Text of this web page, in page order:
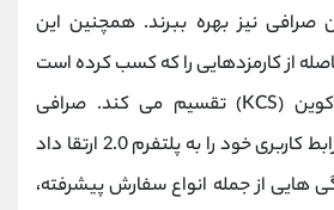
صرافی نیز بهره ببرند. همچنین این
از کارمزدهایی را که کسب کرده است
را در میان دارندگان کوین (KCS) تقسیم می کند. صرافی
کوکوین در سال 2019 رابط کاربری خود را به پلتفرم 2.0 ارتقا داد
هایی از جمله انواع سفارش پیشرفته،